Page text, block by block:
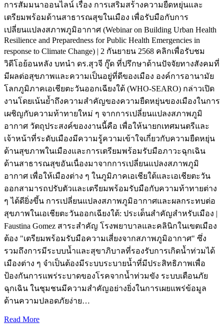
การสัมมนาออนไลน์ เรื่อง การเสริมสร้างความยืดหยุ่นและ
เตรียมพร้อมด้านสาธารณสุขในเมือง เพื่อรับมือกับการ
เปลี่ยนแปลงสภาพภูมิอากาศ (Webinar on Building Urban Health
Resilience and Preparedness for Public Health Emergencies in
response to Climate Change) | 2 กันยายน 2568 คลิกเพื่อรับชม
วิดีโอย้อนหลัง บทนำ ดร.สุวจี กู๊ด ที่ปรึกษาด้านปัจจัยทางสังคมที่
มีผลต่อสุขภาพและความเป็นอยู่ที่ดีของเมือง องค์การอานามัย
โลกภูมิภาคเอเชียตะวันออกเฉียงใต้ (WHO-SEARO) กล่าวเปิด
งานโดยเน้นย้ำถึงความสำคัญของความยืดหยุ่นของเมืองในการ
เผชิญกับความท้าทายใหม่ ๆ จากการเปลี่ยนแปลงสภาพภูมิ
อากาศ วัตถุประสงค์ของงานนี้คือ เพื่อให้นายกเทศมนตรีและ
เจ้าหน้าที่ระดับเมืองมีความรู้ความเข้าใจเกี่ยวกับความยืดหยุ่น
ด้านสุขภาพในเมืองและการเตรียมพร้อมรับมือภาวะฉุกเฉิน
ด้านสาธารณสุขอันเนื่องมาจากการเปลี่ยนแปลงสภาพภูมิ
อากาศ เพื่อให้เมืองต่าง ๆ ในภูมิภาคเอเชียใต้และเอเชียตะวัน
ออกสามารถปรับตัวและเตรียมพร้อมรับมือกับความท้าทายต่าง
ๆ ได้ดียิ่งขึ้น การเปลี่ยนแปลงสภาพภูมิอากาศและผลกระทบต่อ
สุขภาพในเอเชียตะวันออกเฉียงใต้: ประเด็นสำคัญสำหรับเมือง |
Faustina Gomez สาระสำคัญ โรงพยาบาลและคลินิกในเขตเมือง
ต้อง "เตรียมพร้อมรับมือความเสี่ยงจากสภาพภูมิอากาศ" ซึ่ง
รวมถึงการมีระบบน้ำและสุขาภิบาลที่รองรับการเกิดน้ำท่วมได้
เมืองต่าง ๆ จำเป็นต้องมีระบบระบายน้ำที่มีประสิทธิภาพเพื่อ
ป้องกันการแพร่ระบาดของโรคจากน้ำท่วมขัง ระบบเตือนภัย
ฉุกเฉิน ในชุมชนมีความสำคัญอย่างยิ่งในการเผยแพร่ข้อมูล
ด้านความปลอดภัยง่าย…
Read More